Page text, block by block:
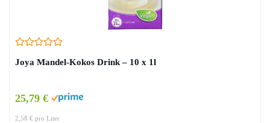
Joya Mandel-Kokos Drink – 10 x 1l
25,79 €
2,58 € pro Liter